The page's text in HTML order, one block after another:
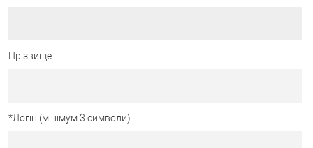
Прізвище
*Логін (мінімум 3 символи)